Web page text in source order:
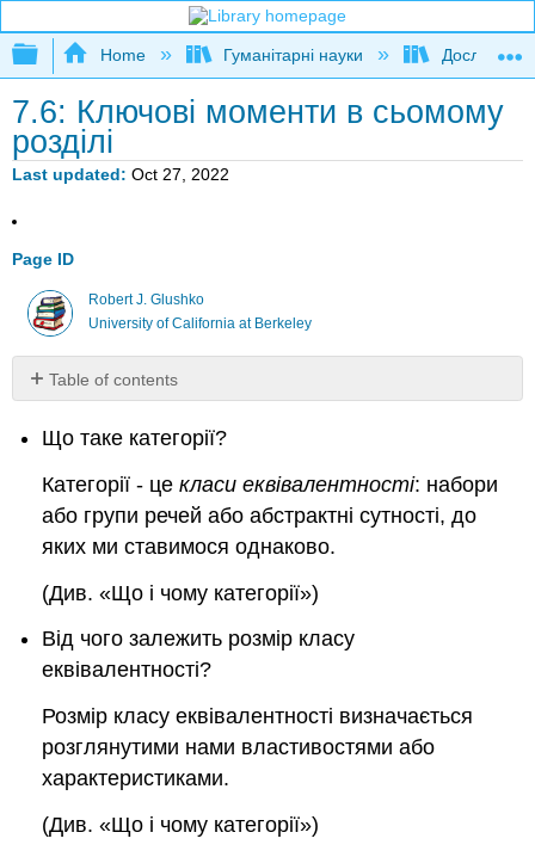
Expand/collapse global hierarchy
Home Гуманітарні науки
7.6: Ключові моменти в сьомому
розділі
Last updated Oct 27, 2022
Page ID
Robert J. Glushko
University of California at Berkeley
Table of contents
No
Що таке категорії?
Категорії - цекласи еквівалентності: набори
або групи речей або абстрактні сутності, до
яких ми ставимося однаково.
(Див. «Що і чому категорії»)
Від чого залежить розмір класу
еквівалентності?
Розмір класу еквівалентності визначається
розглянутими нами властивостями або
характеристиками.
(Див. «Що і чому категорії»)